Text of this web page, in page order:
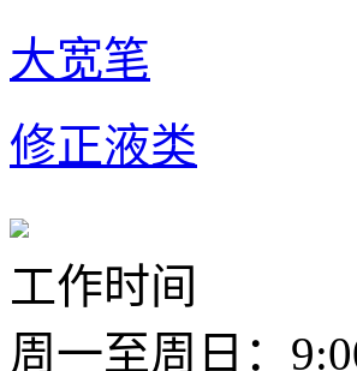
大宽笔
修正液类
工作时间
周一至周日：